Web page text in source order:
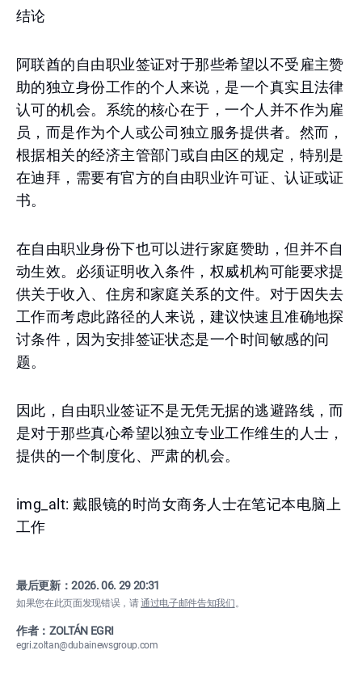
结论
阿联酋的自由职业签证对于那些希望以不受雇主赞
助的独立身份工作的个人来说，是一个真实且法律
认可的机会。系统的核心在于，一个人并不作为雇
员，而是作为个人或公司独立服务提供者。然而，
根据相关的经济主管部门或自由区的规定，特别是
在迪拜，需要有官方的自由职业许可证、认证或证
书。
在自由职业身份下也可以进行家庭赞助，但并不自
动生效。必须证明收入条件，权威机构可能要求提
供关于收入、住房和家庭关系的文件。对于因失去
工作而考虑此路径的人来说，建议快速且准确地探
讨条件，因为安排签证状态是一个时间敏感的问
题。
因此，自由职业签证不是无凭无据的逃避路线，而
是对于那些真心希望以独立专业工作维生的人士，
提供的一个制度化、严肃的机会。
img_alt: 戴眼镜的时尚女商务人士在笔记本电脑上
工作
最后更新：2026. 06. 29 20:31
如果您在此页面发现错误，请通过电子邮件告知我们。
作者：ZOLTÁN EGRI
egri.zoltan@dubainewsgroup.com